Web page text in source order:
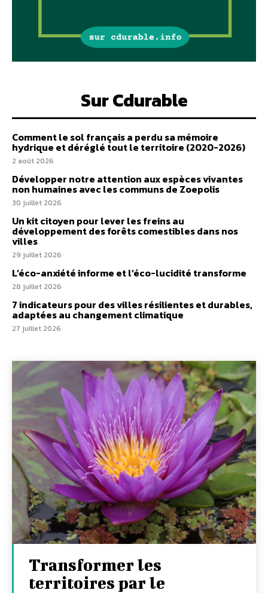
Sur Cdurable
Comment le sol français a perdu sa mémoire
hydrique et déréglé tout le territoire (2020-2026)
2 août 2026
Développer notre attention aux espèces vivantes
non humaines avec les communs de Zoepolis
30 juillet 2026
Un kit citoyen pour lever les freins au
développement des forêts comestibles dans nos
villes
29 juillet 2026
L’éco-anxiété informe et l’éco-lucidité transforme
28 juillet 2026
7 indicateurs pour des villes résilientes et durables,
adaptées au changement climatique
27 juillet 2026
Transformer les
territoires par le